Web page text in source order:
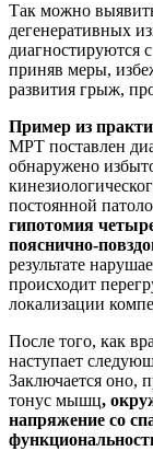
Так можно
дегенеративных
диагностируются
приняв меры,
развития грыж,
Пример из
МРТ поставлен
обнаружено
постоянной
гипотомия
пояснично-
результате
происходит
локализации
После того, как
наступает
Заключается оно,
тонус мышц,
напряжение со